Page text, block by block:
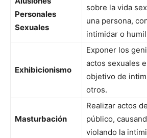
Personales
Sexuales
sobre la vida
una persona,
intimidar o
Exhibicionismo
Exponer los
actos sexuales
objetivo de
otros.
Masturbación
Realizar actos
público,
violando la